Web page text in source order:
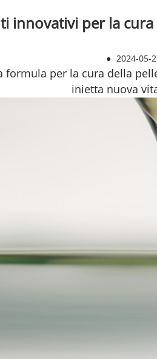
innovativi per la
● 2024-05-
formula per la cura della
inietta nuova